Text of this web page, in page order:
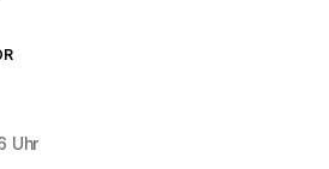
Uhr